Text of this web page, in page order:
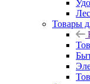
Товары